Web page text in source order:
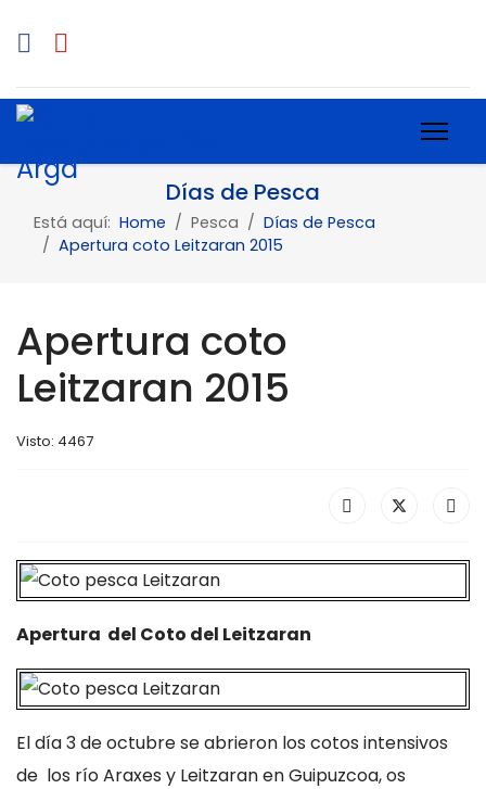
Días de Pesca
Está aquí: Home Pesca
Días de Pesca
Apertura coto Leitzaran 2015
Apertura coto
Leitzaran 2015
Visto: 4467
Apertura del Coto del Leitzaran
El día 3 de octubre se abrieron los cotos intensivos
de los río Araxes y Leitzaran en Guipuzcoa, os